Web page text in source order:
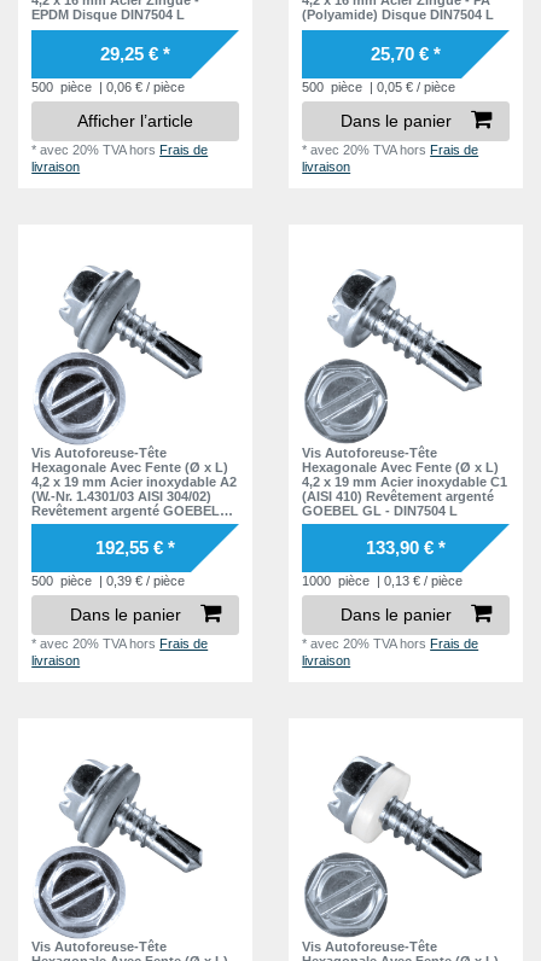
EPDM Disque DIN7504 L
29,25 € *
500 pièce | 0,06 € / pièce
Afficher l’article
*avec 20% TVAhorsFrais de
livraison
(Polyamide) Disque DIN7504 L
25,70 € *
500 pièce | 0,05 € / pièce
Dans le panier
*avec 20% TVAhorsFrais de
livraison
Vis Autoforeuse-Tête
Hexagonale Avec Fente (Ø x L)
4,2 x 19 mm Acier inoxydable A2
(W.-Nr. 1.4301/03 AISI 304/02)
Revêtement argenté GOEBEL
GL - EPDM Disque DIN7504 L
192,55 € *
500 pièce | 0,39 € / pièce
Dans le panier
*avec 20% TVAhorsFrais de
livraison
Vis Autoforeuse-Tête
Hexagonale Avec Fente (Ø x L)
4,2 x 19 mm Acier inoxydable C1
(AISI 410) Revêtement argenté
GOEBEL GL - DIN7504 L
133,90 € *
1000 pièce | 0,13 € / pièce
Dans le panier
*avec 20% TVAhorsFrais de
livraison
Vis Autoforeuse-Tête
Vis Autoforeuse-Tête